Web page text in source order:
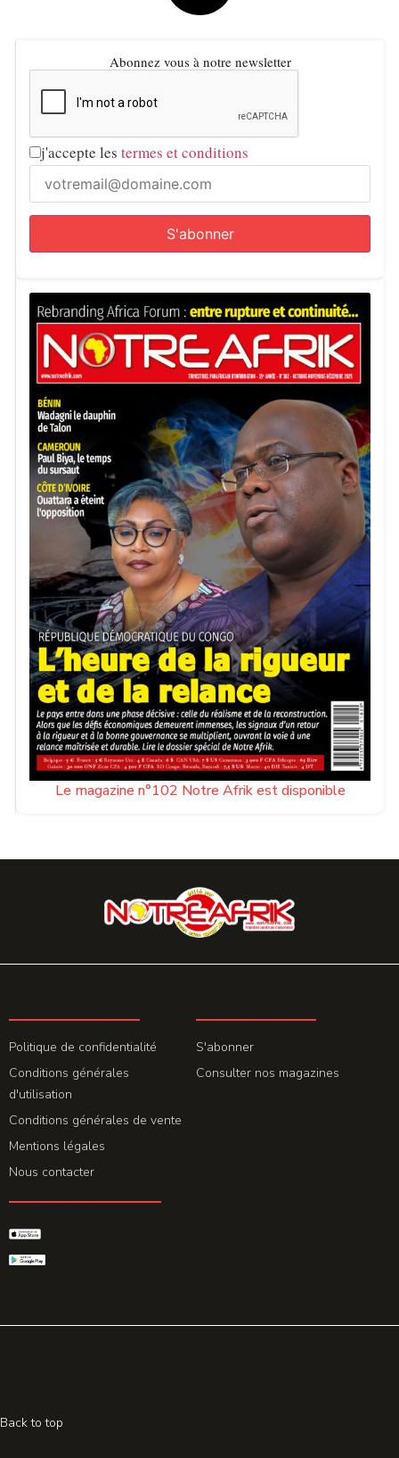
Abonnez vous à notre newsletter
j'accepte les termes et conditions
Le magazine n°102 Notre Afrik est disponible
Politique de confidentialité
Conditions générales
d'utilisation
Conditions générales de vente
Mentions légales
Nous contacter
S'abonner
Consulter nos magazines
Back to top